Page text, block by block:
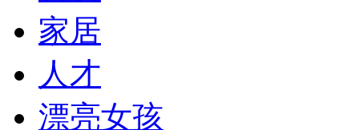
家居
人才
漂亮女孩